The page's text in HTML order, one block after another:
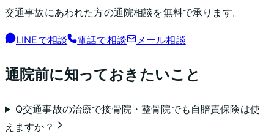
交通事故にあわれた方の通院相談を無料で承ります。
LINEで相談 電話で相談 メール相談
通院前に知っておきたいこと
Q交通事故の治療で接骨院・整骨院でも自賠責保険は使
えますか？